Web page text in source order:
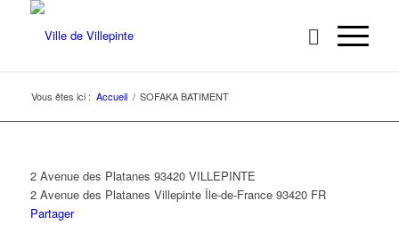
Vous êtes ici : Accueil / SOFAKA BATIMENT
2 Avenue des Platanes 93420 VILLEPINTE
2 Avenue des Platanes Villepinte Île-de-France 93420 FR
Partager